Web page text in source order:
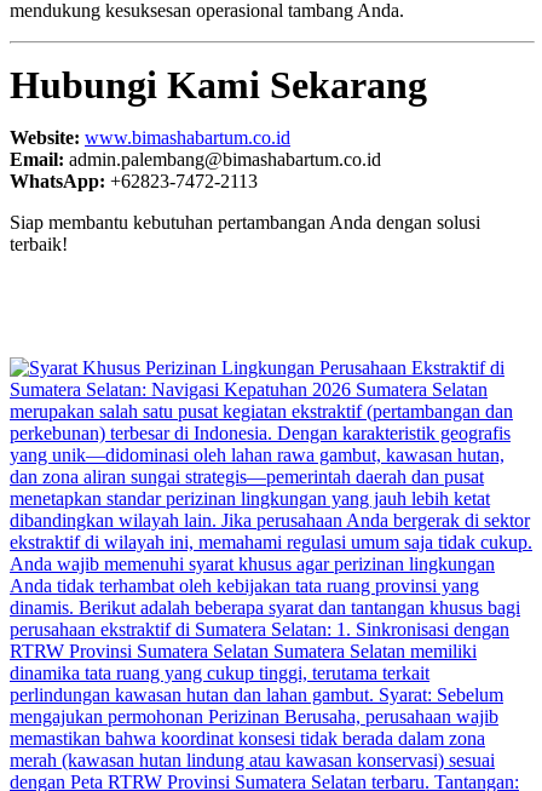
mendukung kesuksesan operasional tambang Anda.
Hubungi Kami Sekarang
Website: www.bimashabartum.co.id
Email: admin.palembang@bimashabartum.co.id
WhatsApp: +62823-7472-2113
Siap membantu kebutuhan pertambangan Anda dengan solusi
terbaik!